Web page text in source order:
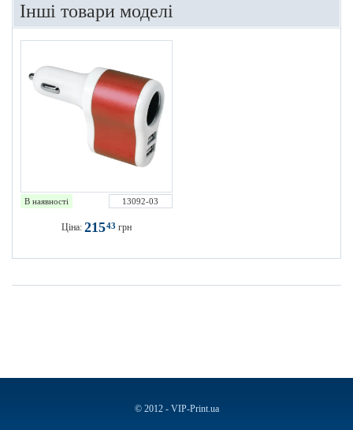
Інші товари моделі
В наявності 13092-03
Ціна: 21543 грн
© 2012 - VIP-Print.ua